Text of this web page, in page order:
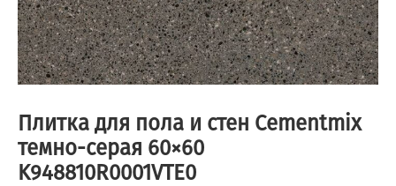
Плитка для пола и стен Cementmix
темно-серая 60×60
K948810R0001VTE0